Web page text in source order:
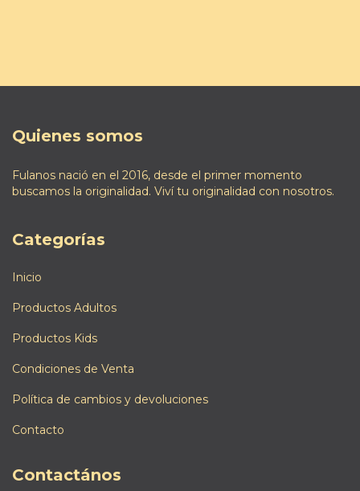
Quienes somos
Fulanos nació en el 2016, desde el primer momento
buscamos la originalidad. Viví tu originalidad con nosotros.
Categorías
Inicio
Productos Adultos
Productos Kids
Condiciones de Venta
Política de cambios y devoluciones
Contacto
Contactános